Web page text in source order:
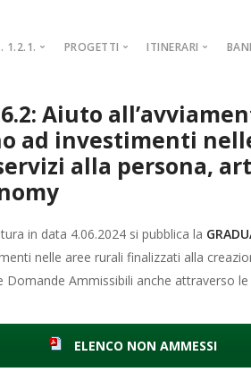
1.2.1.
MIS. 1.2.1.
– Filiera Carne
– Filiera Latte e Derivati
– Filiera Erbe Aromatiche e Piccoli Frutti
– Filiera Castanicola
– Filiera Olivicola
PROGETTI
COOPERAZIONE
AMMINISTRAZIONE
PIAR
DISTRETTO RURALE
ITINERARI
AMBIENTALE
ARTISTICO-
AZIENDE
NEWS
BANDI E AVVISI
GALLERY
CONTATTI
6.2: Aiuto
ad investimenti
alla persona,
in data 4.06.2024 si pubblica la
nelle aree rurali finalizzati alla
Ammissibili anche attraverso le
ELENCO NON AMMESSI